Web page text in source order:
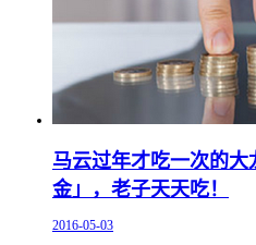
马云过年才吃一次的
金」，老子天天吃！
2016-05-03